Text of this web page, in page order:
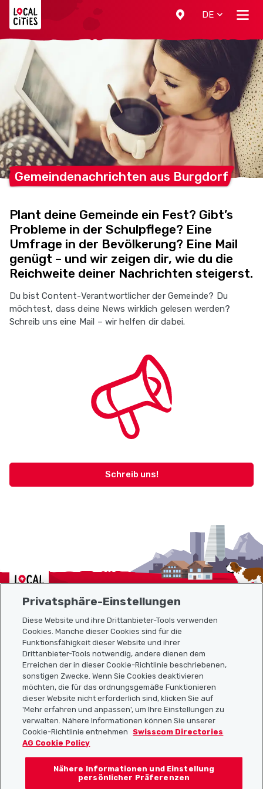
DE
Gemeindenachrichten aus Burgdorf
Plant deine Gemeinde ein Fest? Gibt’s
Probleme in der Schulpflege? Eine
Umfrage in der Bevölkerung? Eine Mail
genügt – und wir zeigen dir, wie du die
Reichweite deiner Nachrichten steigerst.
Du bist Content-Verantwortlicher der Gemeinde? Du
möchtest, dass deine News wirklich gelesen werden?
Schreib uns eine Mail – wir helfen dir dabei.
Schreib uns!
Localcities
Sitemap
Nützliche Links
Localcities App herunterladen
Folgt uns auf:
Privatsphäre-Einstellungen
Diese Website und ihre Drittanbieter-Tools verwenden
Cookies. Manche dieser Cookies sind für die
Funktionsfähigkeit dieser Website und ihrer
Drittanbieter-Tools notwendig, andere dienen dem
Erreichen der in dieser Cookie-Richtlinie beschriebenen,
sonstigen Zwecke. Wenn Sie Cookies deaktivieren
möchten, die für das ordnungsgemäße Funktionieren
dieser Website nicht erforderlich sind, klicken Sie auf
'Mehr erfahren und anpassen', um Ihre Einstellungen zu
verwalten. Nähere Informationen können Sie unserer
Cookie-Richtlinie entnehmen
Swisscom Directories
AG Cookie Policy
Nähere Informationen und Einstellung
persönlicher Präferenzen